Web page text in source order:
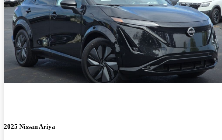
2025 Nissan Ariya